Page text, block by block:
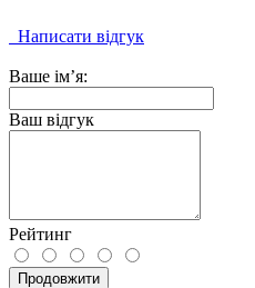
Написати відгук
Ваше ім’я:
Ваш відгук
Рейтинг
Продовжити